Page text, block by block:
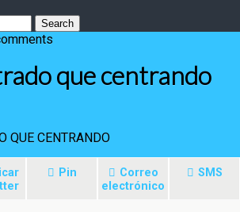
que centrando
Pin
Correo
electrónico
SMS